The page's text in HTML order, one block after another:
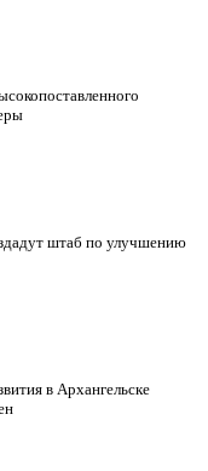
штаб по улучшению
в Архангельске